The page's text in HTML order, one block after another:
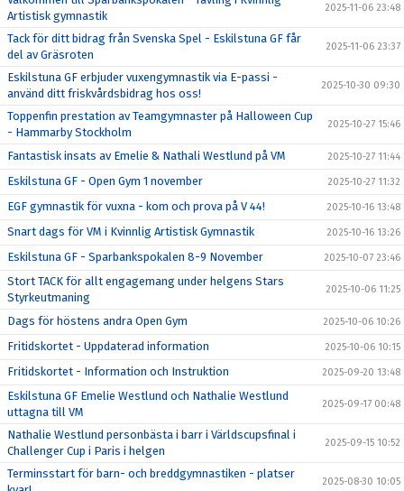
Artistisk gymnastik
2025-11-06 23:48
Tack för ditt bidrag från Svenska Spel - Eskilstuna GF får
del av Gräsroten
2025-11-06 23:37
Eskilstuna GF erbjuder vuxengymnastik via E-passi -
använd ditt friskvårdsbidrag hos oss!
2025-10-30 09:30
Toppenfin prestation av Teamgymnaster på Halloween Cup
- Hammarby Stockholm
2025-10-27 15:46
Fantastisk insats av Emelie & Nathali Westlund på VM 2025-10-27 11:44
Eskilstuna GF - Open Gym 1 november 2025-10-27 11:32
EGF gymnastik för vuxna - kom och prova på V 44! 2025-10-16 13:48
Snart dags för VM i Kvinnlig Artistisk Gymnastik 2025-10-16 13:26
Eskilstuna GF - Sparbankspokalen 8-9 November 2025-10-07 23:46
Stort TACK för allt engagemang under helgens Stars
Styrkeutmaning
2025-10-06 11:25
Dags för höstens andra Open Gym 2025-10-06 10:26
Fritidskortet - Uppdaterad information 2025-10-06 10:15
Fritidskortet - Information och Instruktion 2025-09-20 13:48
Eskilstuna GF Emelie Westlund och Nathalie Westlund
uttagna till VM
2025-09-17 00:48
Nathalie Westlund personbästa i barr i Världscupsfinal i
Challenger Cup i Paris i helgen
2025-09-15 10:52
Terminsstart för barn- och breddgymnastiken - platser
2025-08-30 10:05